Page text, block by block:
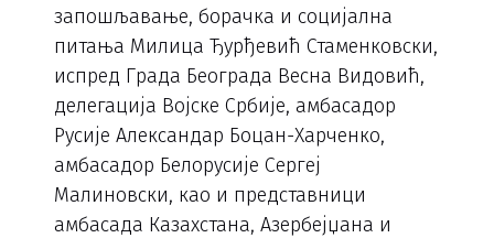
запошљавање, борачка и социјална
питања Милица Ђурђевић Стаменковски,
испред Града Београда Весна Видовић,
делегација Војске Србије, амбасадор
Русије Александар Боцан-Харченко,
амбасадор Белорусије Сергеј
Малиновски, као и представници
амбасада Казахстана, Азербејџана и